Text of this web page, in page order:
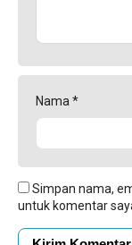
Nama *
Simpan nama,
untuk komentar